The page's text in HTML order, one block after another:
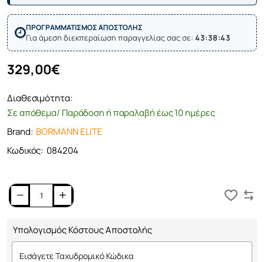
ΠΡΟΓΡΑΜΜΑΤΙΣΜΟΣ ΑΠΟΣΤΟΛΗΣ
Για άμεση διεκπεραίωση παραγγελίας σας σε: 43:38:43
Διαθεσιμότητα:
Σε απόθεμα/ Παράδοση ή παραλαβή έως 10 ημέρες
Brand: BORMANN ELITE
Κωδικός: 084204
329,00€
Υπολογισμός Κόστους Αποστολής